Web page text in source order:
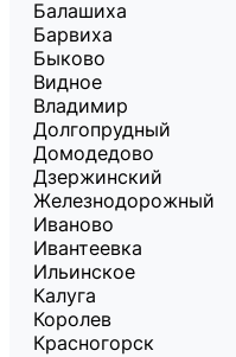
Балашиха
Барвиха
Быково
Видное
Владимир
Долгопрудный
Домодедово
Дзержинский
Железнодорожный
Иваново
Ивантеевка
Ильинское
Калуга
Королев
Красногорск